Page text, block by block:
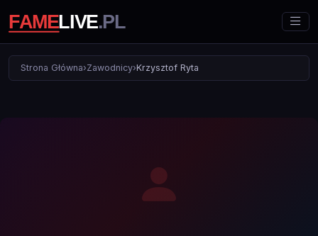
Strona Główna›Zawodnicy›Krzysztof Ryta